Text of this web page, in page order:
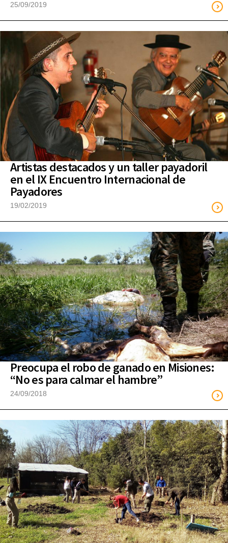
25/09/2019
Artistas destacados y un taller payadoril
en el IX Encuentro Internacional de
Payadores
19/02/2019
Preocupa el robo de ganado en Misiones:
“No es para calmar el hambre”
24/09/2018